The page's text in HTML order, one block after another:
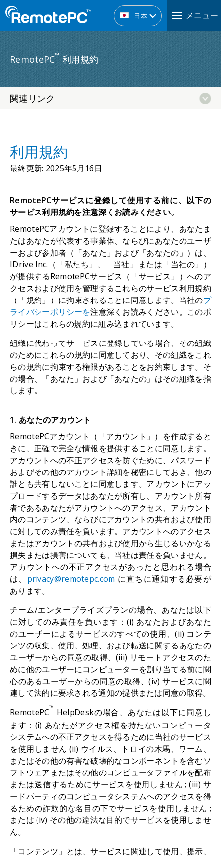
日本 メニュー
RemotePC™利用規約
関連リンク
利用規約
最終更新: 2025年5月16日
RemotePCサービスに登録して使用する前に、以下の
サービス利用規約を注意深くお読みください。
RemotePCアカウントに登録することにより、あなたま
たはあなたが代表する事業体、ならびにあなたのユーザ
ーおよび参加者（「あなた」および「あなたの」）は、
IDrive Inc.（「私たち」、「当社」または「当社の」）
が提供するRemotePCサービス（「サービス」）へのア
クセスおよび使用を管理するこれらのサービス利用規約
（「規約」）に拘束されることに同意します。当社のプ
ライバシーポリシーを注意深くお読みください。このポ
リシーはこれらの規約に組み込まれています。
組織に代わってサービスに登録している場合、その組織
のためにこれらの規約に同意しており、その組織をこれ
らの規約に拘束する権限があることをお約束します。そ
の場合、「あなた」および「あなたの」はその組織を指
します。
1. あなたのアカウント
RemotePCアカウント（「アカウント」）を作成すると
きに、正確で完全な情報を提供することに同意します。
アカウントへの不正アクセスを防ぐために、パスワード
およびその他のアカウント詳細を秘密にしておき、他の
誰とも共有しないことに同意します。アカウントにアッ
プロードするデータはあなたが所有し、アカウント所有
者であるあなたがアカウントへのアクセス、アカウント
内のコンテンツ、ならびにアカウントの共有および使用
に対してのみ責任を負います。アカウントへのアクセス
またはアカウントの共有および使用から生じるいかなる
損失または損害についても、当社は責任を負いません。
アカウントへの不正アクセスがあったと思われる場合
は、 privacy@remotepc.com に直ちに通知する必要が
あります。
チーム/エンタープライズプランの場合、あなたは以下
に対してのみ責任を負います：(i) あなたおよびあなた
のユーザーによるサービスのすべての使用、(ii) コンテ
ンツの収集、使用、処理、および転送に関するあなたの
ユーザーからの同意の取得、(iii) リモートアクセスのた
めに他のユーザーにコンピューターを割り当てる前に関
心のあるユーザーからの同意の取得、(iv) サービスに関
連して法的に要求される通知の提供または同意の取得。
RemotePC™ HelpDeskの場合、あなたは以下に同意し
ます：(i) あなたがアクセス権を持たないコンピュータ
システムへの不正アクセスを得るために当社のサービス
を使用しません (ii) ウイルス、トロイの木馬、ワーム、
またはその他の有害な破壊的なコンポーネントを含むソ
フトウェアまたはその他のコンピュータファイルを配布
または送信するためにサービスを使用しません ; (iii) サ
ードパーティのコンピュータシステムへのアクセスを得
るための詐欺的な名目の下でサービスを使用しません ;
または (iv) その他の違法な目的でサービスを使用しませ
ん。
「コンテンツ」とは、サービスに関連して使用、提示、